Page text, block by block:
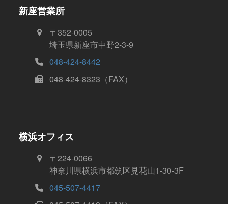
新座営業所
〒352-0005
埼玉県新座市中野2-3-9
048-424-8442
048-424-8323（FAX）
横浜オフィス
〒224-0066
神奈川県横浜市都筑区見花山1-30-3F
045-507-4417